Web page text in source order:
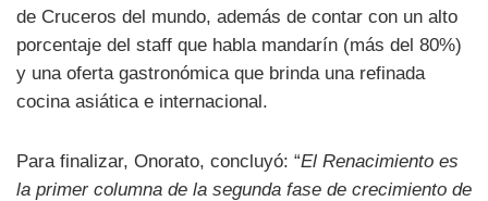
de Cruceros del mundo, además de contar con un alto
porcentaje del staff que habla mandarín (más del 80%)
y una oferta gastronómica que brinda una refinada
cocina asiática e internacional.
Para finalizar, Onorato, concluyó: “El Renacimiento es
la primer columna de la segunda fase de crecimiento de